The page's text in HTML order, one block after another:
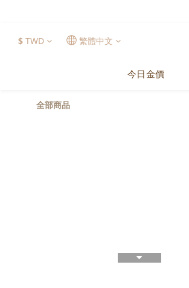
$ TWD 繁體中文
今日金價
全部商品